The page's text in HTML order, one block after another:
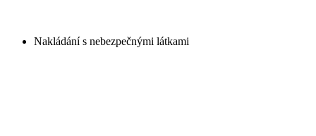
Nakládání s nebezpečnými látkami